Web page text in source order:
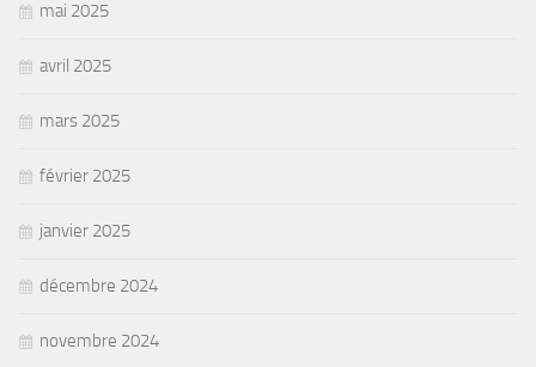
mai 2025
avril 2025
mars 2025
février 2025
janvier 2025
décembre 2024
novembre 2024